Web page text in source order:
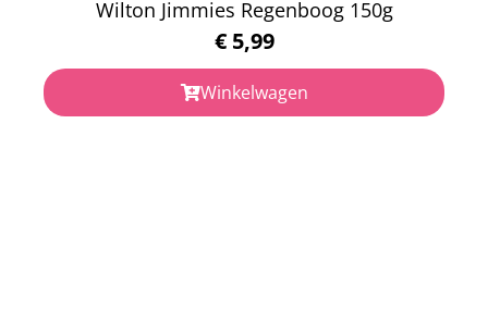
Wilton Jimmies Regenboog 150g
€5,99
Winkelwagen